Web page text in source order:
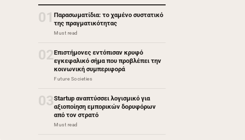
01 Παρασωματίδια: το χαμένο συστατικό
της πραγματικότητας
Must read
02Επιστήμονες εντόπισαν κρυφό
εγκεφαλικό σήμα που προβλέπει την
κοινωνική συμπεριφορά
Future Societies
03Startup αναπτύσσει λογισμικό για
αξιοποίηση εμπορικών δορυφόρων
από τον στρατό
Must read